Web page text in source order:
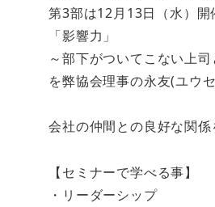
第3部は12月13日（水）開
「影響力」
～部下がついてこない上司
を弊協会理事の永友(ユウ
会社の仲間との良好な関
【セミナーで学べる事】
・リーダーシップ